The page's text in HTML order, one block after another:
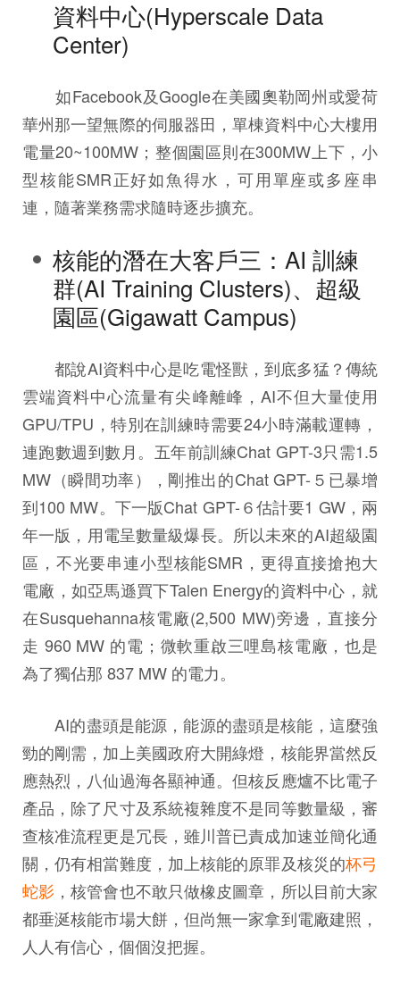
資料中心(Hyperscale Data
Center)
如Facebook及Google在美國奧勒岡州或愛荷
華州那一望無際的伺服器田，單棟資料中心大樓用
電量20~100MW；整個園區則在300MW上下，小
型核能SMR正好如魚得水，可用單座或多座串
連，隨著業務需求隨時逐步擴充。
核能的潛在大客戶三：AI 訓練
群(AI Training Clusters)、超級
園區(Gigawatt Campus)
都說AI資料中心是吃電怪獸，到底多猛？傳統
雲端資料中心流量有尖峰離峰，AI不但大量使用
GPU/TPU，特別在訓練時需要24小時滿載運轉，
連跑數週到數月。五年前訓練Chat GPT-3只需1.5
MW（瞬間功率），剛推出的Chat GPT-５已暴增
到100 MW。下一版Chat GPT-６估計要1 GW，兩
年一版，用電呈數量級爆長。所以未來的AI超級園
區，不光要串連小型核能SMR，更得直接搶抱大
電廠，如亞馬遜買下Talen Energy的資料中心，就
在Susquehanna核電廠(2,500 MW)旁邊，直接分
走 960 MW 的電；微軟重啟三哩島核電廠，也是
為了獨佔那 837 MW 的電力。
AI的盡頭是能源，能源的盡頭是核能，這麼強
勁的剛需，加上美國政府大開綠燈，核能界當然反
應熱烈，八仙過海各顯神通。但核反應爐不比電子
產品，除了尺寸及系統複雜度不是同等數量級，審
查核准流程更是冗長，雖川普已責成加速並簡化通
關，仍有相當難度，加上核能的原罪及核災的杯弓
蛇影 ，核管會也不敢只做橡皮圖章，所以目前大家
都垂涎核能市場大餅，但尚無一家拿到電廠建照，
人人有信心，個個沒把握。